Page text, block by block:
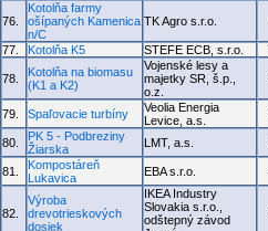
76.
Kotolňa farmy
ošípaných Kamenica
n/C
TK Agro s.r.o.
77. Kotolňa K5 STEFE ECB, s.r.o.
78.
Kotolňa na biomasu
(K1 a K2)
Vojenské lesy a
majetky SR, š.p.,
o.z.
79. Spaľovacie turbíny
Veolia Energia
Levice, a.s.
80.
PK 5 - Podbreziny
Žiarska
LMT, a.s.
81.
Kompostáreň
Lukavica
EBA s.r.o.
82.
Výroba
drevotrieskových
dosiek
IKEA Industry
Slovakia s.r.o.,
odštepný závod